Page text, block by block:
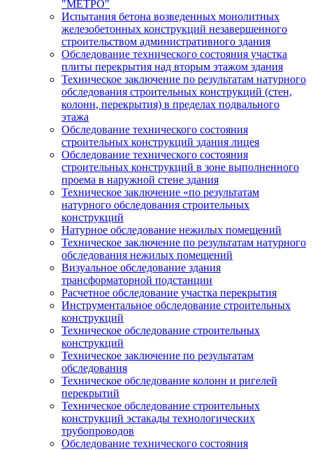
"МЕТРО"
Испытания бетона возведенных монолитных
железобетонных конструкций незавершенного
строительством административного здания
Обследование технического состояния участка
плиты перекрытия над вторым этажом здания
Техническое заключение по результатам натурного
обследования строительных конструкций (стен,
колонн, перекрытия) в пределах подвального
этажа
Обследование технического состояния
строительных конструкций здания лицея
Обследование технического состояния
строительных конструкций в зоне выполненного
проема в наружной стене здания
Техническое заключение «по результатам
натурного обследования строительных
конструкций
Натурное обследование нежилых помещений
Техническое заключение по результатам натурного
обследования нежилых помещений
Визуальное обследование здания
трансформаторной подстанции
Расчетное обследование участка перекрытия
Инструментальное обследование строительных
конструкций
Техническое обследование строительных
конструкций
Техническое заключение по результатам
обследования
Техническое обследование колонн и ригелей
перекрытий
Техническое обследование строительных
конструкций эстакады технологических
трубопроводов
Обследование технического состояния